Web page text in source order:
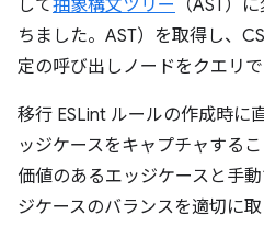
して抽象構文ツリー （AST）
ちました。AST）を取得し、
定の呼び出しノードをクエリで
移行 ESLint ルールの作成時に
ッジケースをキャプチャする
価値のあるエッジケースと手
ジケースのバランスを適切に